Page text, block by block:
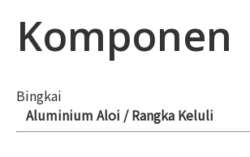
Komponen
Aluminium Aloi / Rangka Keluli